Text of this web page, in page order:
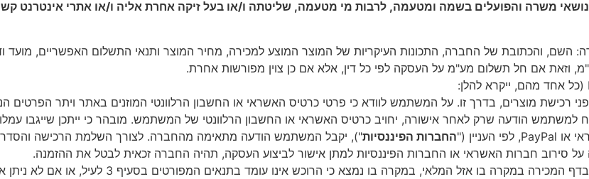
נושאי משרה והפועלים בשמה ומטעמה, לרבות מי מטעמה, שליטתה ו/או בעל זיקה אחרת אליה ו/או אתרי אינטרנט
: השם, והכתובת של החברה, התכונות העיקריות של המוצר המוצע למכירה, מחיר המוצר ותנאי התשלום האפשריים, מועד
"מ, וזאת אם חל תשלום מע"מ על העסקה לפי כל דין, אלא אם כן צוין מפורשות אחרת.
כל אחד מהם, ייקרא להלן:
רכישת מוצרים, בדרך זו. על המשתמש לוודא כי פרטי כרטיס האשראי או החשבון הרלוונטי המוזנים באתר ויתר הפרטים
למשתמש הודעה שרק לאחר אישורה, יחויב כרטיס האשראי או החשבון הרלוונטי של המשתמש. מובהר כי ייתכן שייגבו
או לפי העניין ("החברות הפיננסיות"), יקבל המשתמש הודעה מתאימה מהחברה. לצורך השלמת הרכישה
על סירוב חברות האשראי או החברות הפיננסיות למתן אישור לביצוע העסקה, תהיה החברה זכאית לבטל את ההזמנה.
בדף המכירה במקרה בו אזל המלאי, במקרה בו נמצא כי הרוכש אינו עומד בתנאים המפורטים בסעיף לעיל, או אם לא ניתן